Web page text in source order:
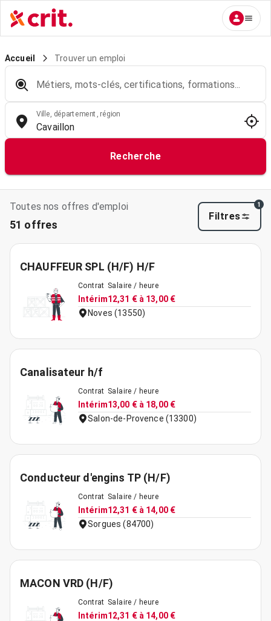
Accueil Trouver un emploi
Métiers, mots-clés, certifications, formations...
Ville, département, région
Recherche
Toutes nos offres d'emploi
51 offres
Filtres
1
CHAUFFEUR SPL (H/F) H/F
Contrat
Intérim
Salaire / heure
12,31 € à 13,00 €
Noves (13550)
Canalisateur h/f
Contrat
Intérim
Salaire / heure
13,00 € à 18,00 €
Salon-de-Provence (13300)
Conducteur d'engins TP (H/F)
Contrat
Intérim
Salaire / heure
12,31 € à 14,00 €
Sorgues (84700)
MACON VRD (H/F)
Contrat
Intérim
Salaire / heure
12,31 € à 14,00 €